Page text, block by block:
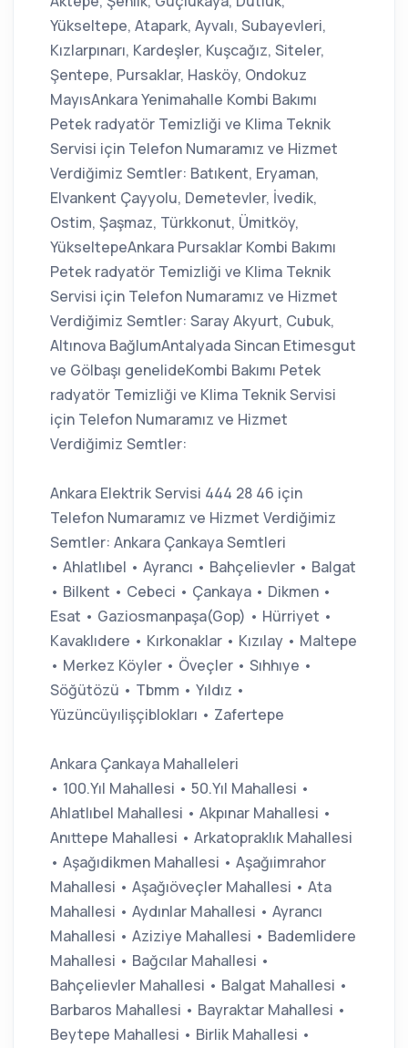
Yükseltepe, Atapark, Ayvalı, Subayevleri,
Kızlarpınarı, Kardeşler, Kuşcağız, Siteler,
Şentepe, Pursaklar, Hasköy, Ondokuz
MayısAnkara Yenimahalle Kombi Bakımı
Petek radyatör Temizliği ve Klima Teknik
Servisi için Telefon Numaramız ve Hizmet
Verdiğimiz Semtler: Batıkent, Eryaman,
Elvankent Çayyolu, Demetevler, İvedik,
Ostim, Şaşmaz, Türkkonut, Ümitköy,
YükseltepeAnkara Pursaklar Kombi Bakımı
Petek radyatör Temizliği ve Klima Teknik
Servisi için Telefon Numaramız ve Hizmet
Verdiğimiz Semtler: Saray Akyurt, Cubuk,
Altınova BağlumAntalyada Sincan Etimesgut
ve Gölbaşı genelideKombi Bakımı Petek
radyatör Temizliği ve Klima Teknik Servisi
için Telefon Numaramız ve Hizmet
Verdiğimiz Semtler:
Ankara Elektrik Servisi 444 28 46 için
Telefon Numaramız ve Hizmet Verdiğimiz
Semtler: Ankara Çankaya Semtleri
• Ahlatlıbel • Ayrancı • Bahçelievler • Balgat
• Bilkent • Cebeci • Çankaya • Dikmen •
Esat • Gaziosmanpaşa(Gop) • Hürriyet •
Kavaklıdere • Kırkonaklar • Kızılay • Maltepe
• Merkez Köyler • Öveçler • Sıhhıye •
Söğütözü • Tbmm • Yıldız •
Yüzüncüyılişçiblokları • Zafertepe
Ankara Çankaya Mahalleleri
• 100.Yıl Mahallesi • 50.Yıl Mahallesi •
Ahlatlıbel Mahallesi • Akpınar Mahallesi •
Anıttepe Mahallesi • Arkatopraklık Mahallesi
• Aşağıdikmen Mahallesi • Aşağıimrahor
Mahallesi • Aşağıöveçler Mahallesi • Ata
Mahallesi • Aydınlar Mahallesi • Ayrancı
Mahallesi • Aziziye Mahallesi • Bademlidere
Mahallesi • Bağcılar Mahallesi •
Bahçelievler Mahallesi • Balgat Mahallesi •
Barbaros Mahallesi • Bayraktar Mahallesi •
Beytepe Mahallesi • Birlik Mahallesi •